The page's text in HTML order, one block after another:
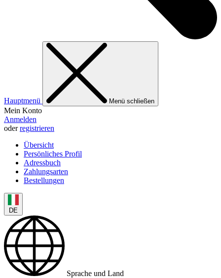
Hauptmenü Menü schließen
Mein Konto
Anmelden
oderregistrieren
Übersicht
Persönliches Profil
Adressbuch
Zahlungsarten
Bestellungen
DE
Sprache und Land